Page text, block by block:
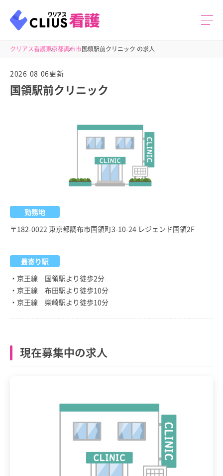
クリアス看護東京都調布市国領駅前クリニック の求人
2026.08.06更新
国領駅前クリニック
勤務地
〒182-0022 東京都調布市国領町3-10-24 レジェンド国領2F
最寄り駅
・京王線 国領駅より徒歩2分
・京王線 布田駅より徒歩10分
・京王線 柴崎駅より徒歩10分
現在募集中の求人